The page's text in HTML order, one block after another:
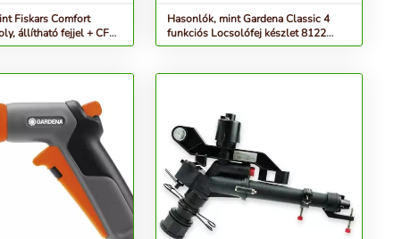
Fiskars Comfort
állítható fejjel + CF
Hasonlók, mint Gardena Classic 4
funkciós Locsolófej készlet 8122
utódja - szürk...